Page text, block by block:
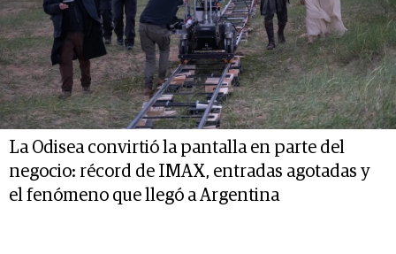
La Odisea convirtió la pantalla en parte del
negocio: récord de IMAX, entradas agotadas y
el fenómeno que llegó a Argentina